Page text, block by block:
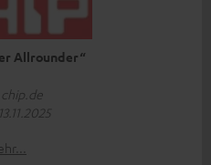
Allrounder“